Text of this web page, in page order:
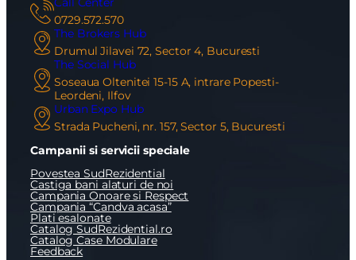
0729.572.570
The Brokers Hub
Drumul Jilavei 72, Sector 4, Bucuresti
The Social Hub
Soseaua Oltenitei 15-15 A, intrare Popesti-
Leordeni, Ilfov
Urban Expo Hub
Strada Pucheni, nr. 157, Sector 5, Bucuresti
Campanii si servicii speciale
Povestea SudRezidential
Castiga bani alaturi de noi
Campania Onoare si Respect
Campania “Candva acasa”
Plati esalonate
Catalog SudRezidential.ro
Catalog Case Modulare
Feedback